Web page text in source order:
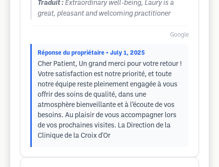
Traduit : Extraordinary well-being, Laury is a
great, pleasant and welcoming practitioner
Google
Réponse du propriétaire • July 1, 2025
Cher Patient, Un grand merci pour votre retour !
Votre satisfaction est notre priorité, et toute
notre équipe reste pleinement engagée à vous
offrir des soins de qualité, dans une
atmosphère bienveillante et à l’écoute de vos
besoins. Au plaisir de vous accompagner lors
de vos prochaines visites. La Direction de la
Clinique de la Croix d'Or